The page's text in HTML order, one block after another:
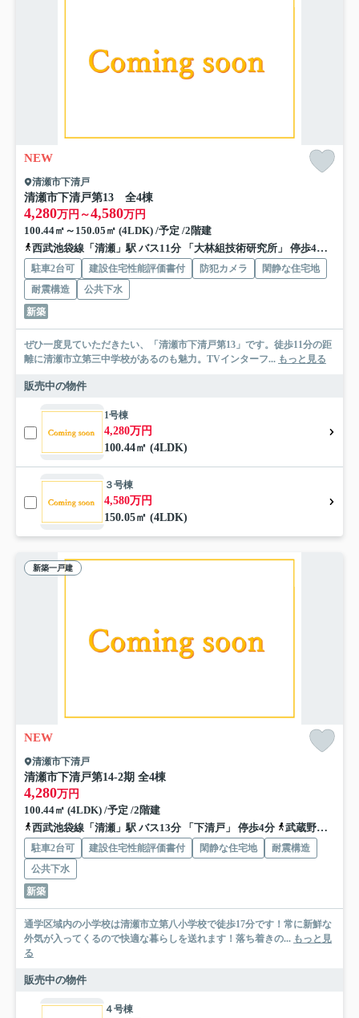
NEW
清瀬市下清戸
清瀬市下清戸第13 全4棟
4,280万円～4,580万円
100.44㎡～150.05㎡ (4LDK) /予定 /2階建
西武池袋線「清瀬」駅 バス11分 「大林組技術研究所」 停歩4分
駐車2台可 建設住宅性能評価書付 防犯カメラ
閑静な住宅地
耐震構造
公共下水
新築
ぜひ一度見ていただきたい、「清瀬市下清戸第13」です。徒歩11分の距
離に清瀬市立第三中学校があるのも魅力。TVインターフ... もっと見る
販売中の物件
1号棟
4,280万円
100.44㎡ (4LDK)
３号棟
4,580万円
150.05㎡ (4LDK)
新築一戸建
NEW
清瀬市下清戸
清瀬市下清戸第14‐2期 全4棟
4,280万円
100.44㎡ (4LDK) /予定 /2階建
西武池袋線「清瀬」駅 バス13分 「下清戸」 停歩4分
武蔵野線「新座」駅 バス17分 「下清戸」 停歩4分
駐車2台可 建設住宅性能評価書付 閑静な住宅地
耐震構造
公共下水
新築
通学区域内の小学校は清瀬市立第八小学校で徒歩17分です！常に新鮮な
外気が入ってくるので快適な暮らしを送れます！落ち着きの... もっと見
る
販売中の物件
４号棟